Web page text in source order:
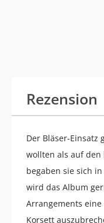
Rezension
Der Bläser-Einsatz
wollten als auf den
begaben sie sich
wird das Album
Arrangements
Korsett